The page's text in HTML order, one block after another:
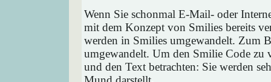
Wenn Sie schonmal E-Mail- oder
mit dem Konzept von Smilies bereits
werden in Smilies umgewandelt. Zum
umgewandelt. Um den Smilie Code zu
und den Text betrachten: Sie werden